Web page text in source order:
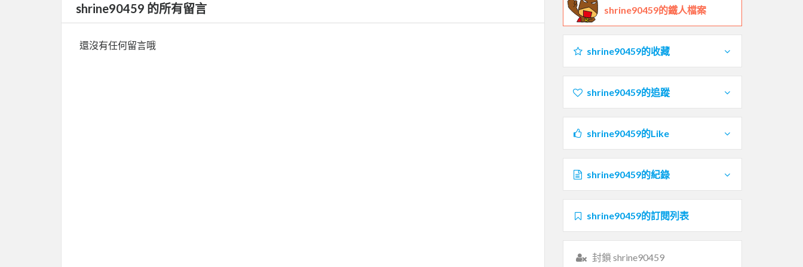
shrine90459 的所有留言
還沒有任何留言哦
shrine90459的鐵人檔案
shrine90459的收藏
shrine90459的追蹤
shrine90459的Like
shrine90459的紀錄
shrine90459的訂閱列表
封鎖 shrine90459